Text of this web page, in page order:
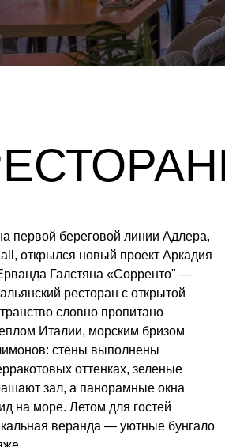
первой береговой линии Адлера,
открылся новый проект Аркадия
словно пропитано
Италии, морским бризом
стены выполнены
оттенках, зеленые
зал, а панорамные окна
на море. Летом для гостей
веранда — уютные бунгало